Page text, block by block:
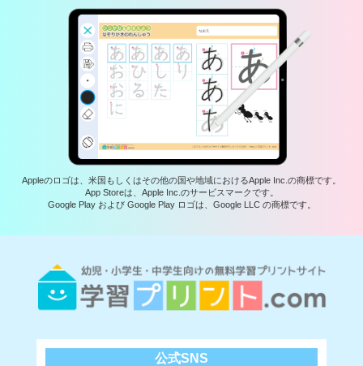
Appleのロゴは、米国もしくはその他の国や地域におけるApple Inc.の商標です。
App Storeは、Apple Inc.のサービスマークです。
Google Play および Google Play ロゴは、Google LLC の商標です。
公式SNS